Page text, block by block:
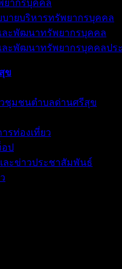
ยากรบุคคล
บายบริหารทรัพยากรบุคคล
ะพัฒนาทรัพยากรบุคคล
ละพัฒนาทรัพยากรบุคคลปร
ข
ชุมชนตำบลด่านศรีสุข
รท่องเที่ยว
ป
ละข่าวประชาสัมพันธ์